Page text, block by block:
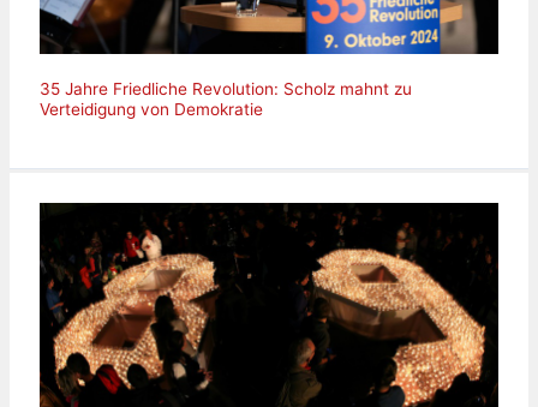
35 Jahre Friedliche Revolution: Scholz mahnt zu
Verteidigung von Demokratie